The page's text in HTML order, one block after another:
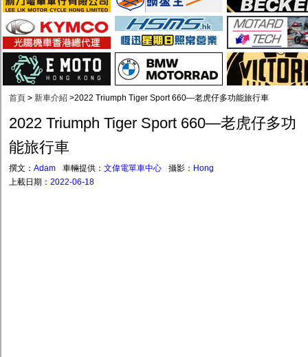
首頁 > 新車介紹 >2022 Triumph Tiger Sport 660—老虎仔多功能旅行車
2022 Triumph Tiger Sport 660—老虎仔多功
能旅行車
撰文： Adam 車輛提供： 文偉電單車中心 攝影： Hong
上載日期： 2022-06-18